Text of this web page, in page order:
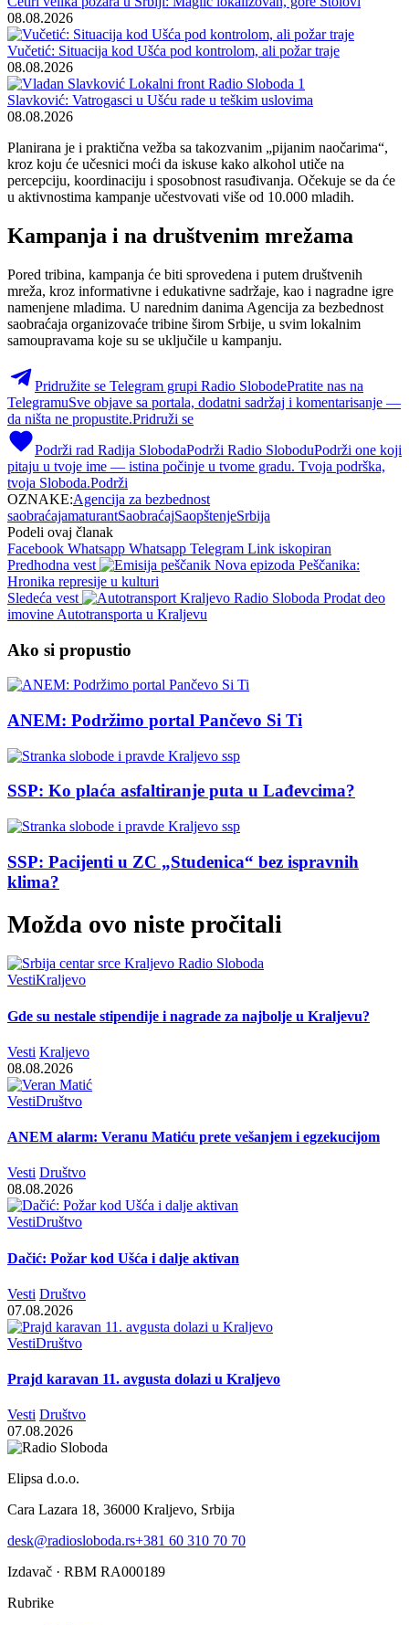
08.08.2026
Vučetić: Situacija kod Ušća pod kontrolom, ali požar traje
08.08.2026
Slavković: Vatrogasci u Ušću rade u teškim uslovima
08.08.2026
Planirana je i praktična vežba sa takozvanim „pijanim naočarima“,
kroz koju će učesnici moći da iskuse kako alkohol utiče na
percepciju, koordinaciju i sposobnost rasuđivanja. Očekuje se da će
u aktivnostima kampanje učestvovati više od 10.000 mladih.
Kampanja i na društvenim mrežama
Pored tribina, kampanja će biti sprovedena i putem društvenih
mreža, kroz informativne i edukativne sadržaje, kao i nagradne igre
namenjene mladima. U narednim danima Agencija za bezbednost
saobraćaja organizovaće tribine širom Srbije, u svim lokalnim
samoupravama koje su se uključile u kampanju.
Pridružite se Telegram grupi Radio SlobodePratite nas na
TelegramuSve objave sa portala, dodatni sadržaj i komentarisanje —
da ništa ne propustite.Pridruži se
Podrži rad Radija SlobodaPodrži Radio SloboduPodrži one koji
pitaju u tvoje ime — istina počinje u tvome gradu. Tvoja podrška,
tvoja Sloboda.Podrži
OZNAKE:Agencija za bezbednost
saobraćajamaturantSaobraćajSaopštenjeSrbija
Podeli ovaj članak
Facebook Whatsapp Whatsapp Telegram Link iskopiran
Predhodna vest
Nova epizoda Peščanika:
Hronika represije u kulturi
Sledeća vest
Prodat deo
imovine Autotransporta u Kraljevu
Ako si propustio
ANEM: Podržimo portal Pančevo Si Ti
SSP: Ko plaća asfaltiranje puta u Lađevcima?
SSP: Pacijenti u ZC „Studenica“ bez ispravnih
klima?
Možda ovo niste pročitali
VestiKraljevo
Gde su nestale stipendije i nagrade za najbolje u Kraljevu?
Vesti Kraljevo
08.08.2026
VestiDruštvo
ANEM alarm: Veranu Matiću prete vešanjem i egzekucijom
Vesti Društvo
08.08.2026
VestiDruštvo
Dačić: Požar kod Ušća i dalje aktivan
Vesti Društvo
07.08.2026
VestiDruštvo
Prajd karavan 11. avgusta dolazi u Kraljevo
Vesti Društvo
07.08.2026
Elipsa d.o.o.
Cara Lazara 18, 36000 Kraljevo, Srbija
desk@radiosloboda.rs+381 60 310 70 70
Izdavač · RBM RA000189
Rubrike